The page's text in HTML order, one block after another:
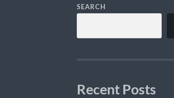
SEARCH
Recent Posts